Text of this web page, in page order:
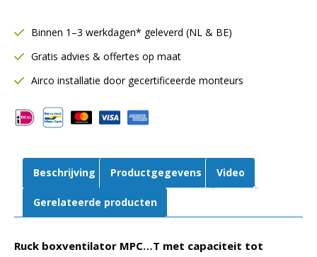
m3/h
Motor
buiten
|
MPC
E4
aantal
Binnen 1–3 werkdagen* geleverd (NL & BE)
Gratis advies & offertes op maat
Airco installatie door gecertificeerde monteurs
Beschrijving Productgegevens Video
Gerelateerde producten
Ruck boxventilator MPC…T met capaciteit tot